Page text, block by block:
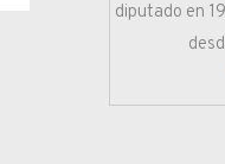
diputado en